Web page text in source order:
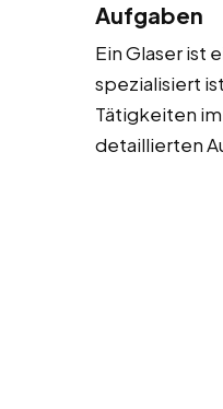
Aufgaben
Ein Glaser ist
spezialisiert
Tätigkeiten
detaillierten